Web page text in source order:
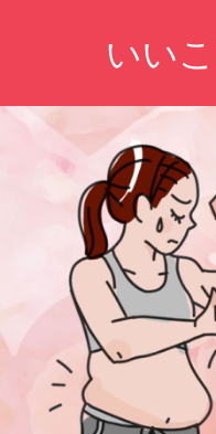
ン
いい